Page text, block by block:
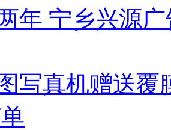
年 宁乡兴源
写真机赠送覆